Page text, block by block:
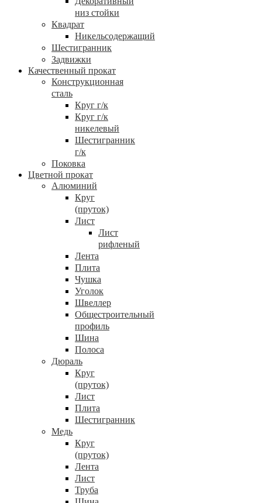
низ стойки
Квадрат
Никельсодержащий
Шестигранник
Задвижки
Качественный прокат
Конструкционная
сталь
Круг г/к
Круг г/к
никелевый
Шестигранник
г/к
Поковка
Цветной прокат
Алюминий
Круг
(пруток)
Лист
Лист
рифленый
Лента
Плита
Чушка
Уголок
Швеллер
Общестроительный
профиль
Шина
Полоса
Дюраль
Круг
(пруток)
Лист
Плита
Шестигранник
Медь
Круг
(пруток)
Лента
Лист
Труба